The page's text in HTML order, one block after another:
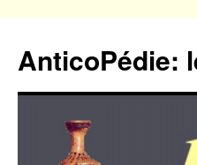
contenu
AnticoPédie: